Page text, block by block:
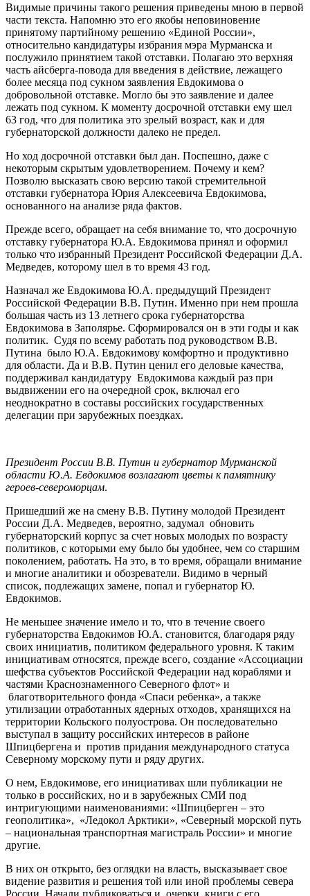
Видимые причины такого решения приведены мною в первой
части текста. Напомню это его якобы неповиновение
принятому партийному решению «Единой России»,
относительно кандидатуры избрания мэра Мурманска и
послужило принятием такой отставки. Полагаю это верхняя
часть айсберга-повода для введения в действие, лежащего
более месяца под сукном заявления Евдокимова о
добровольной отставке. Могло бы это заявление и далее
лежать под сукном. К моменту досрочной отставки ему шел
63 год, что для политика это зрелый возраст, как и для
губернаторской должности далеко не предел.
Но ход досрочной отставки был дан. Поспешно, даже с
некоторым скрытым удовлетворением. Почему и кем?
Позволю высказать свою версию такой стремительной
отставки губернатора Юрия Алексеевича Евдокимова,
основанного на анализе ряда фактов.
Прежде всего, обращает на себя внимание то, что досрочную
отставку губернатора Ю.А. Евдокимова принял и оформил
только что избранный Президент Российской Федерации Д.А.
Медведев, которому шел в то время 43 год.
Назначал же Евдокимова Ю.А. предыдущий Президент
Российской Федерации В.В. Путин. Именно при нем прошла
большая часть из 13 летнего срока губернаторства
Евдокимова в Заполярье. Сформировался он в эти годы и как
политик. Судя по всему работать под руководством В.В.
Путина было Ю.А. Евдокимову комфортно и продуктивно
для области. Да и В.В. Путин ценил его деловые качества,
поддерживал кандидатуру Евдокимова каждый раз при
выдвижении его на очередной срок, включал его
неоднократно в составы российских государственных
делегации при зарубежных поездках.
Президент России В.В. Путин и губернатор Мурманской
области Ю.А. Евдокимов возлагают цветы к памятнику
героев-североморцам.
Пришедший же на смену В.В. Путину молодой Президент
России Д.А. Медведев, вероятно, задумал обновить
губернаторский корпус за счет новых молодых по возрасту
политиков, с которыми ему было бы удобнее, чем со старшим
поколением, работать. На это, в то время, обращали внимание
и многие аналитики и обозреватели. Видимо в черный
список, подлежащих замене, попал и губернатор Ю.
Евдокимов.
Не меньшее значение имело и то, что в течение своего
губернаторства Евдокимов Ю.А. становится, благодаря ряду
своих инициатив, политиком федерального уровня. К таким
инициативам относятся, прежде всего, создание «Ассоциации
шефства субъектов Российской Федерации над кораблями и
частями Краснознаменного Северного флот» и
благотворительного фонда «Спаси ребенка», а также
утилизации отработанных ядерных отходов, хранящихся на
территории Кольского полуострова. Он последовательно
выступал в защиту российских интересов в районе
Шпицбергена и против придания международного статуса
Северному морскому пути и ряду других.
О нем, Евдокимове, его инициативах шли публикации не
только в российских, но и в зарубежных СМИ под
интригующими наименованиями: «Шпицберген – это
геополитика», «Ледокол Арктики», «Северный морской путь
– национальная транспортная магистраль России» и многие
другие.
В них он открыто, без оглядки на власть, высказывает свое
видение развития и решения той или иной проблемы севера
России. Начали публиковаться и, очерки, книги с его